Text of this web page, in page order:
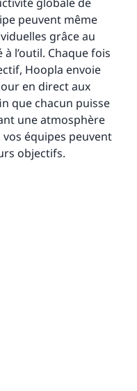
peuvent même
grâce au
l’outil. Chaque fois
Hoopla envoie
en direct aux
que chacun puisse
une atmosphère
équipes peuvent
objectifs.